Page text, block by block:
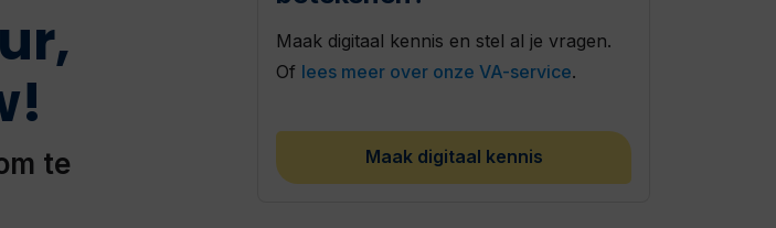
te
Maak digitaal kennis en stel al je vragen.
Of lees meer over onze VA-service.
Maak digitaal kennis